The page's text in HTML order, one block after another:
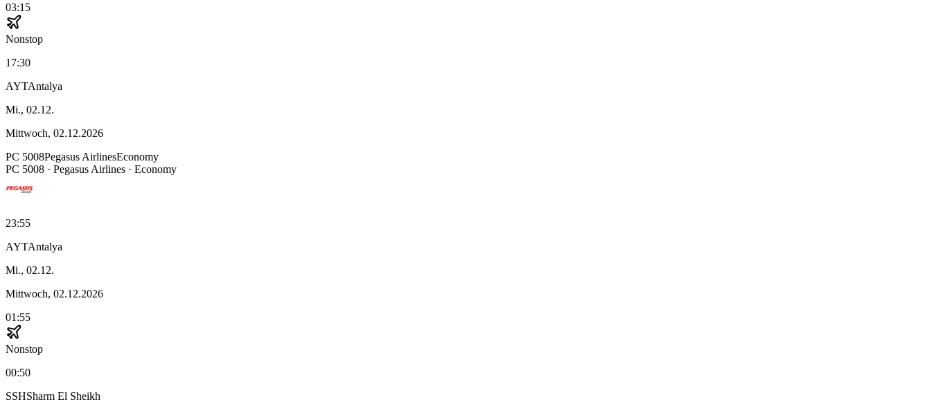
03:15
Nonstop
17:30
AYTAntalya
Mi., 02.12.
Mittwoch, 02.12.2026
PC 5008Pegasus AirlinesEconomy
PC 5008 · Pegasus Airlines · Economy
23:55
AYTAntalya
Mi., 02.12.
Mittwoch, 02.12.2026
01:55
Nonstop
00:50
SSHSharm El Sheikh